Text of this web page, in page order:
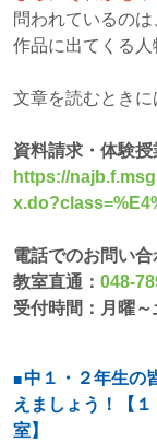
問われているのは
作品に出てくる人
文章を読むときに
資料請求・体験
https://
電話でのお問い合
教室直通： 048-
受付時間：月曜
中１・２年生の
えましょう！【
室】